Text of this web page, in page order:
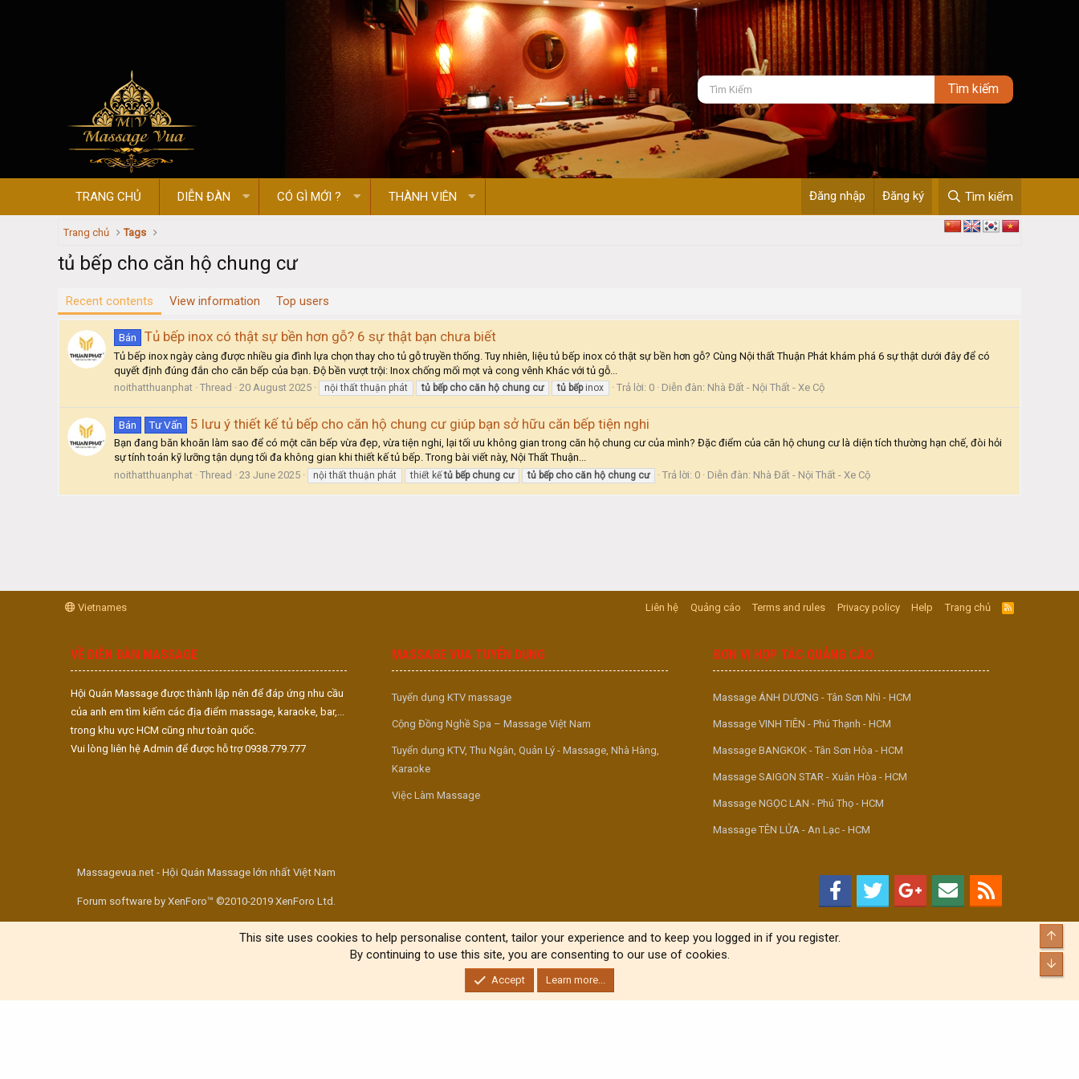
TRANG CHỦ DIỄN ĐÀN CÓ GÌ MỚI ? THÀNH VIÊN Đăng nhập Đăng ký Tìm kiếm
Trang chủ Tags
tủ bếp cho căn hộ chung cư
Recent contents View information Top users
Bán Tủ bếp inox có thật sự bền hơn gỗ? 6 sự thật bạn chưa biết
Tủ bếp inox ngày càng được nhiều gia đình lựa chọn thay cho tủ gỗ truyền thống. Tuy nhiên, liệu tủ bếp inox có thật sự bền hơn gỗ? Cùng Nội thất Thuận Phát khám phá 6 sự thật dưới đây để có
quyết định đúng đắn cho căn bếp của bạn. Độ bền vượt trội: Inox chống mối mọt và cong vênh Khác với tủ gỗ...
noithatthuanphat Thread 20 August 2025 nội thất thuận phát tủ bếp cho căn hộ chung cư tủ bếpinox Trả lời: 0 Diễn đàn: Nhà Đất - Nội Thất - Xe Cộ
Bán Tư Vấn 5 lưu ý thiết kế tủ bếp cho căn hộ chung cư giúp bạn sở hữu căn bếp tiện nghi
Bạn đang băn khoăn làm sao để có một căn bếp vừa đẹp, vừa tiện nghi, lại tối ưu không gian trong căn hộ chung cư của mình? Đặc điểm của căn hộ chung cư là diện tích thường hạn chế, đòi hỏi
sự tính toán kỹ lưỡng tận dụng tối đa không gian khi thiết kế tủ bếp. Trong bài viết này, Nội Thất Thuận...
noithatthuanphat Thread 23 June 2025 nội thất thuận phát thiết kếtủ bếp chung cư tủ bếp cho căn hộ chung cư Trả lời: 0 Diễn đàn: Nhà Đất - Nội Thất - Xe Cộ
Vietnames Liên hệ Quảng cáo Terms and rules Privacy policy Help Trang chủ
R
S
VỀ DIỄN ĐÀN MASSAGE
Hội Quán Massage được thành lập nên để đáp ứng nhu cầu
của anh em tìm kiếm các địa điểm massage, karaoke, bar,...
trong khu vực HCM cũng như toàn quốc.
Vui lòng liên hệ Admin để được hỗ trợ 0938.779.777
MASSAGE VUA TUYỂN DỤNG
Tuyển dụng KTV massage
Cộng Đồng Nghề Spa – Massage Việt Nam
Tuyển dụng KTV, Thu Ngân, Quản Lý - Massage, Nhà Hàng,
Karaoke
Việc Làm Massage
ĐƠN VỊ HỢP TÁC QUẢNG CÁO
Massage ÁNH DƯƠNG - Tân Sơn Nhì - HCM
Massage VINH TIÊN - Phú Thạnh - HCM
Massage BANGKOK - Tân Sơn Hòa - HCM
Massage SAIGON STAR - Xuân Hòa - HCM
Massage NGỌC LAN - Phú Thọ - HCM
Massage TÊN LỬA - An Lạc - HCM
Massagevua.net - Hội Quán Massage lớn nhất Việt Nam
Forum software by XenForo™ ©2010-2019 XenForo Ltd.
This site uses cookies to help personalise content, tailor your experience and to keep you logged in if you register.
By continuing to use this site, you are consenting to our use of cookies.
Accept Learn more...
Top